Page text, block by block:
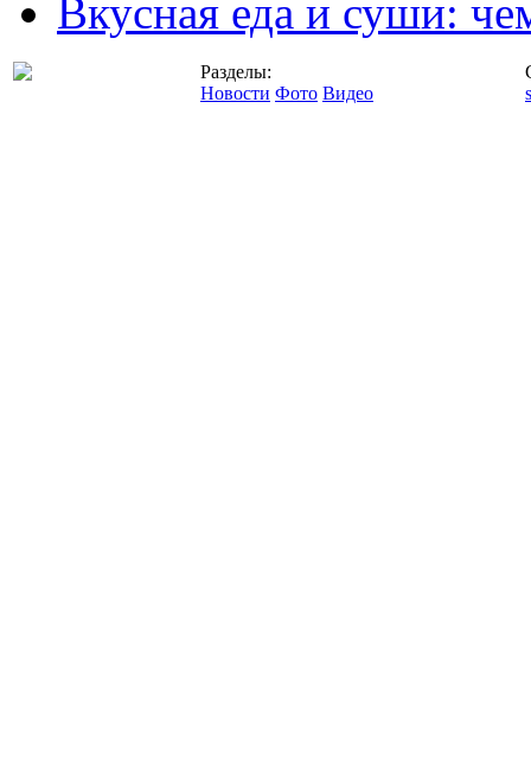
Вкусная еда и суши:
Разделы:
Новости Фото Видео